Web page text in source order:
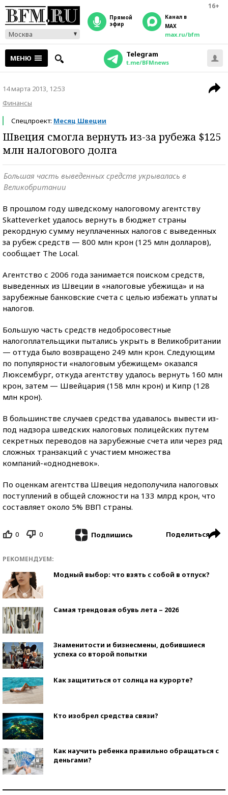
16+
Москва
прямой
эфир
Канал в
MAX
max.ru/bfm
МЕНЮ Telegram
t.me/BFMnews
14 марта 2013, 12:53
Финансы
Спецпроект: Месяц Швеции
Швеция смогла вернуть из-за рубежа $125
млн налогового долга
Большая часть выведенных средств укрывалась в
Великобритании
В прошлом году шведскому налоговому агентству
Skatteverket удалось вернуть в бюджет страны
рекордную сумму неуплаченных налогов с выведенных
за рубеж средств — 800 млн крон (125 млн долларов),
сообщает The Local.
Агентство с 2006 года занимается поиском средств,
выведенных из Швеции в «налоговые убежища» и на
зарубежные банковские счета с целью избежать уплаты
налогов.
Большую часть средств недобросовестные
налогоплательщики пытались укрыть в Великобритании
— оттуда было возвращено 249 млн крон. Следующим
по популярности «налоговым убежищем» оказался
Люксембург, откуда агентству удалось вернуть 160 млн
крон, затем — Швейцария (158 млн крон) и Кипр (128
млн крон).
В большинстве случаев средства удавалось вывести из-
под надзора шведских налоговых полицейских путем
секретных переводов на зарубежные счета или через ряд
сложных транзакций с участием множества
компаний-«однодневок».
По оценкам агентства Швеция недополучила налоговых
поступлений в общей сложности на 133 млрд крон, что
составляет около 5% ВВП страны.
0 0 Подпишись Поделиться
РЕКОМЕНДУЕМ:
Модный выбор: что взять с собой в отпуск?
Самая трендовая обувь лета – 2026
Знаменитости и бизнесмены, добившиеся
успеха со второй попытки
Как защититься от солнца на курорте?
Кто изобрел средства связи?
Как научить ребенка правильно обращаться с
деньгами?